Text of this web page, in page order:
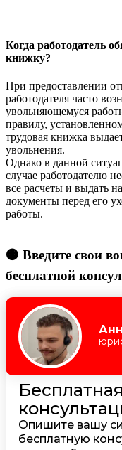
Когда работодатель
книжку?
При предоставлении
работодателя часто
увольняющемуся
правилу,
трудовая книжка
увольнения.
Однако в данной
случае работодателю
все расчеты и выдать
документы перед его
работы.
🟠 Введите свои
бесплатной